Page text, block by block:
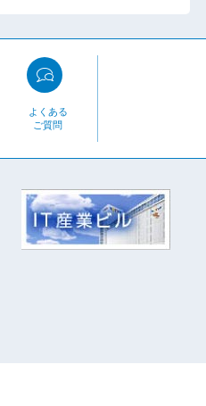
よくある
ご質問